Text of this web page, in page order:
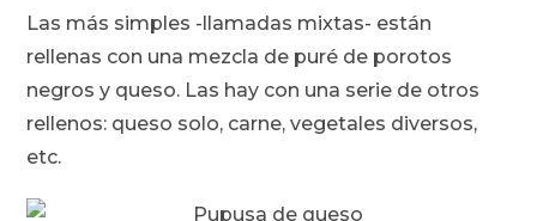
Las más simples -llamadas mixtas- están
rellenas con una mezcla de puré de porotos
negros y queso. Las hay con una serie de otros
rellenos: queso solo, carne, vegetales diversos,
etc.